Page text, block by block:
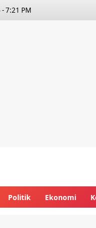
7:21 PM
Politik Ekonomi